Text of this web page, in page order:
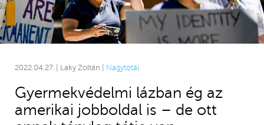
2022.04.27. | Laky Zoltán | Nagytotál
Gyermekvédelmi lázban ég az
amerikai jobboldal is – de ott